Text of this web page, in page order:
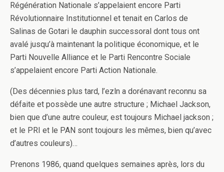
Régénération Nationale s’appelaient encore Parti
Révolutionnaire Institutionnel et tenait en Carlos de
Salinas de Gotari le dauphin successoral dont tous ont
avalé jusqu’à maintenant la politique économique, et le
Parti Nouvelle Alliance et le Parti Rencontre Sociale
s’appelaient encore Parti Action Nationale.
(Des décennies plus tard, l’ezln a dorénavant reconnu sa
défaite et possède une autre structure ; Michael Jackson,
bien que d’une autre couleur, est toujours Michael jackson ;
et le PRI et le PAN sont toujours les mêmes, bien qu’avec
d’autres couleurs)…
Prenons 1986, quand quelques semaines après, lors du